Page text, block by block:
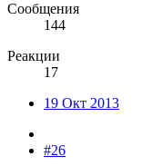
Сообщения
144
Реакции
17
19 Окт 2013
#26